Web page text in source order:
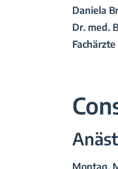
Daniela
Dr. med.
Montag,